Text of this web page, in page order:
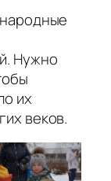
Нужно
их
веков.